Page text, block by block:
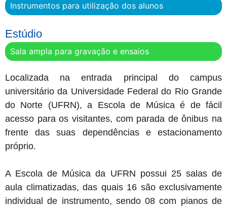
Instrumentos para utilização dos alunos
Estúdio
Sala ampla para gravação e ensaios
Localizada na entrada principal do campus
universitário da Universidade Federal do Rio Grande
do Norte (UFRN), a Escola de Música é de fácil
acesso para os visitantes, com parada de ônibus na
frente das suas dependências e estacionamento
próprio.
A Escola de Música da UFRN possui 25 salas de
aula climatizadas, das quais 16 são exclusivamente
individual de instrumento, sendo 08 com pianos de